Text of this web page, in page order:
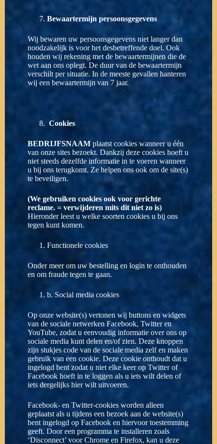
Bewaartermijn persoonsgegevens
Wij bewaren uw persoonsgegevens niet langer dan
noodzakelijk is voor het desbetreffende doel. Ook
houden wij rekening met de bewaartermijnen die de
wet aan ons oplegt. De duur van de bewaartermijn
verschilt per situatie. In de meeste gevallen hanteren
wij een bewaartermijn van 7 jaar.
Cookies
BEDRIJFSNAAMplaatst cookies wanneer u één
van onze sites bezoekt. Dankzij deze cookies hoeft u
niet steeds dezelfde informatie in te voeren wanneer
u bij ons terugkomt. Ze helpen ons ook om de site(s)
te beveiligen.
(We gebruiken cookies ook voor gerichte
reclame. = verwijderen mits dit niet zo is)
Hieronder leest u welke soorten cookies u bij ons
tegen kunt komen.
Functionele cookies
Onder meer om uw bestelling en login te onthouden
en om fraude tegen te gaan.
b. Social media cookies
Op onze website(s) vertonen wij buttons en widgets
van de sociale netwerken Facebook, Twitter en
YouTube, zodat u eenvoudig informatie over ons op
sociale media kunt delen en/of zien. Deze knoppen
zijn stukjes code van de sociale media zelf en maken
gebruik van een cookie. Deze cookie onthoudt dat u
ingelogd bent zodat u niet elke keer op Twitter of
Facebook hoeft in te loggen als u iets wilt delen of
iets dergelijks hier wilt uitvoeren.
Facebook- en Twitter-cookies worden alleen
geplaatst als u tijdens een bezoek aan de website(s)
bent ingelogd op Facebook en hiervoor toestemming
geeft. Door een programma te installeren zoals
‘Disconnect’ voor Chrome en Firefox, kan u deze